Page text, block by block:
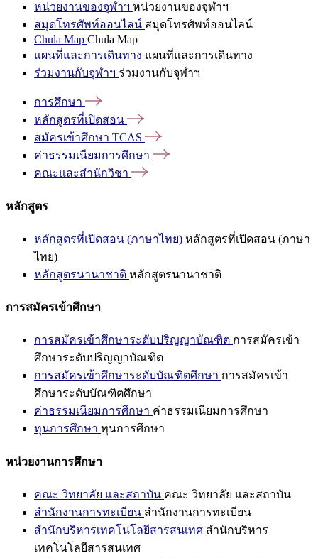
หน่วยงานของจุฬาฯ หน่วยงานของจุฬาฯ
สมุดโทรศัพท์ออนไลน์ สมุดโทรศัพท์ออนไลน์
Chula Map Chula Map
แผนที่และการเดินทาง แผนที่และการเดินทาง
ร่วมงานกับจุฬาฯ ร่วมงานกับจุฬาฯ
การศึกษา
หลักสูตรที่เปิดสอน
สมัครเข้าศึกษา TCAS
ค่าธรรมเนียมการศึกษา
คณะและสำนักวิชา
หลักสูตร
หลักสูตรที่เปิดสอน (ภาษาไทย) หลักสูตรที่เปิดสอน (ภาษา
ไทย)
หลักสูตรนานาชาติ หลักสูตรนานาชาติ
การสมัครเข้าศึกษา
การสมัครเข้าศึกษาระดับปริญญาบัณฑิต การสมัครเข้า
ศึกษาระดับปริญญาบัณฑิต
การสมัครเข้าศึกษาระดับบัณฑิตศึกษา การสมัครเข้า
ศึกษาระดับบัณฑิตศึกษา
ค่าธรรมเนียมการศึกษา ค่าธรรมเนียมการศึกษา
ทุนการศึกษา ทุนการศึกษา
หน่วยงานการศึกษา
คณะ วิทยาลัย และสถาบัน คณะ วิทยาลัย และสถาบัน
สำนักงานการทะเบียน สำนักงานการทะเบียน
สำนักบริหารเทคโนโลยีสารสนเทศ สำนักบริหาร
เทคโนโลยีสารสนเทศ